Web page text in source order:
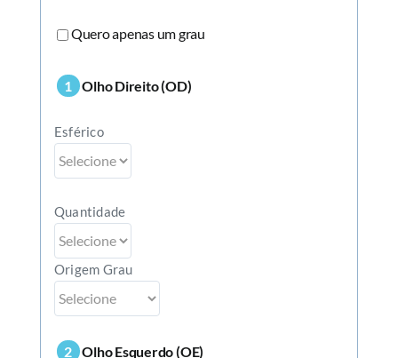
Quero apenas um grau
1 Olho Direito (OD)
Esférico
Quantidade
Origem Grau
2 Olho Esquerdo (OE)